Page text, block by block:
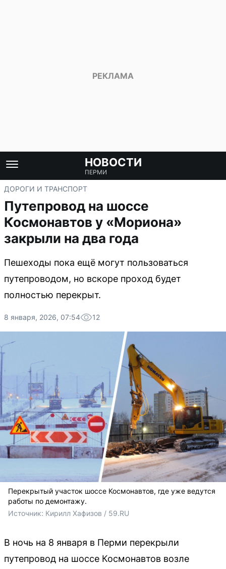
НОВОСТИ
ПЕРМИ
ДОРОГИ И ТРАНСПОРТ
Путепровод на шоссе
Космонавтов у «Мориона»
закрыли на два года
Пешеходы пока ещё могут пользоваться
путепроводом, но вскоре проход будет
полностью перекрыт.
8 января, 2026, 07:54 12
Перекрытый участок шоссе Космонавтов, где уже ведутся
работы по демонтажу.
Источник: Кирилл Хафизов / 59.RU
В ночь на 8 января в Перми перекрыли
путепровод на шоссе Космонавтов возле